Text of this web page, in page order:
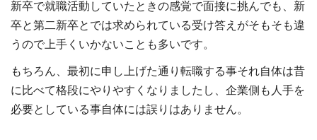
新卒で就職活動していたときの感覚で面接に挑んでも、新
卒と第二新卒とでは求められている受け答えがそもそも違
うので上手くいかないことも多いです。
もちろん、最初に申し上げた通り転職する事それ自体は昔
に比べて格段にやりやすくなりましたし、企業側も人手を
必要としている事自体には誤りはありません。